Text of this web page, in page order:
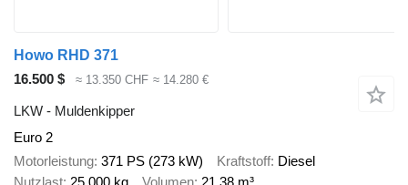
Howo RHD 371
16.500 $
≈ 13.350 CHF ≈ 14.280 €
LKW - Muldenkipper
Euro 2
Motorleistung 371 PS (273 kW) Kraftstoff Diesel
Nutzlast 25.000 kg Volumen 21,38 m³